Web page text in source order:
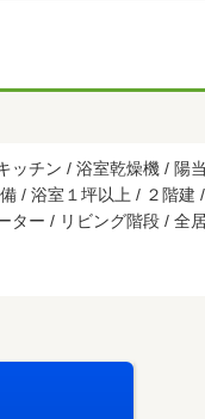
ッチン / 浴室乾燥機 / 陽
/ 浴室１坪以上 / ２階建
ター / リビング階段 / 全